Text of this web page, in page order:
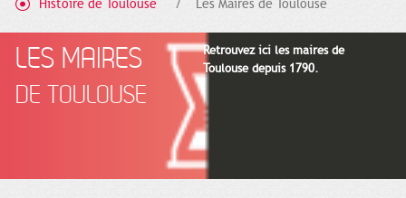
Histoire de Toulouse Les Maires de Toulouse
LES MAIRES
DE TOULOUSE
Retrouvez ici les maires de
Toulouse depuis 1790.